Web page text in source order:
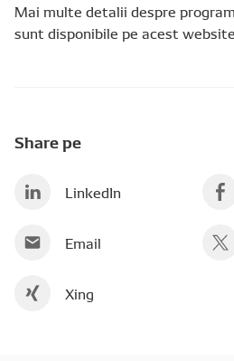
Mai multe detalii despre
sunt disponibile pe acest
Share pe
LinkedIn
Email
Xing